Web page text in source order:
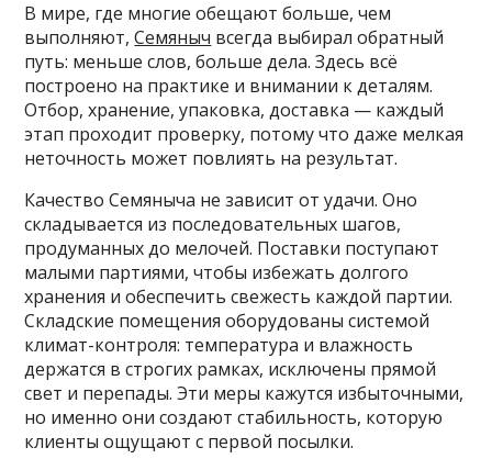
В мире, где многие обещают больше, чем
выполняют,Семяныч всегда выбирал обратный
путь: меньше слов, больше дела. Здесь всё
построено на практике и внимании к деталям.
Отбор, хранение, упаковка, доставка — каждый
этап проходит проверку, потому что даже мелкая
неточность может повлиять на результат.
Качество Семяныча не зависит от удачи. Оно
складывается из последовательных шагов,
продуманных до мелочей. Поставки поступают
малыми партиями, чтобы избежать долгого
хранения и обеспечить свежесть каждой партии.
Складские помещения оборудованы системой
климат-контроля: температура и влажность
держатся в строгих рамках, исключены прямой
свет и перепады. Эти меры кажутся избыточными,
но именно они создают стабильность, которую
клиенты ощущают с первой посылки.